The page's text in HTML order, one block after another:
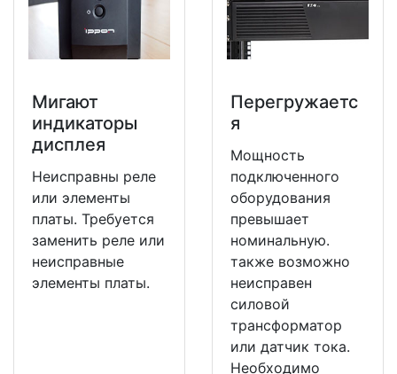
Мигают
индикаторы
дисплея
Неисправны реле
или элементы
платы. Требуется
заменить реле или
неисправные
элементы платы.
Перегружаетс
я
Мощность
подключенного
оборудования
превышает
номинальную.
также возможно
неисправен
силовой
трансформатор
или датчик тока.
Необходимо